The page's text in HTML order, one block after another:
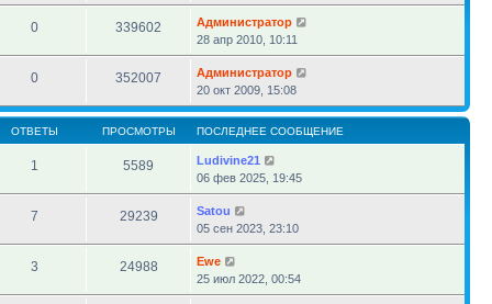
0 339602
Администратор
28 апр 2010, 10:11
0 352007
Администратор
20 окт 2009, 15:08
ОТВЕТЫ ПРОСМОТРЫ ПОСЛЕДНЕЕ СООБЩЕНИЕ
1 5589
Ludivine21
06 фев 2025, 19:45
7 29239
Satou
05 сен 2023, 23:10
3 24988
Ewe
25 июл 2022, 00:54